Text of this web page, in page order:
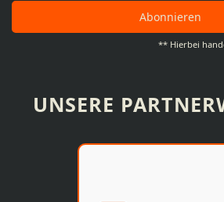
Abonnieren
** Hierbei
UNSERE